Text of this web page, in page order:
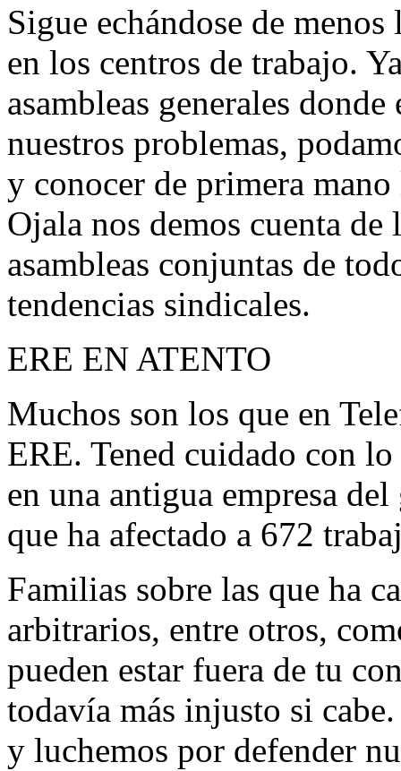
Sigue echándose de
en los centros de trabajo.
asambleas generales
nuestros problemas,
y conocer de primera
Ojala nos demos cuenta
asambleas conjuntas de
tendencias sindicales.
ERE EN ATENTO
Muchos son los que en
ERE. Tened cuidado con
en una antigua empresa
que ha afectado a 672
Familias sobre las que ha
arbitrarios, entre otros,
pueden estar fuera de tu
todavía más injusto si
y luchemos por defender